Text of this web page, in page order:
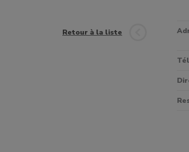
Retour à la liste